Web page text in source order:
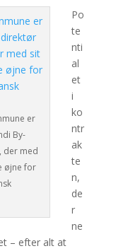
er
By-
der med
øjne for
Po
te
nti
al
et
i
ko
ntr
ak
te
n,
de
r
ne
– efter alt at